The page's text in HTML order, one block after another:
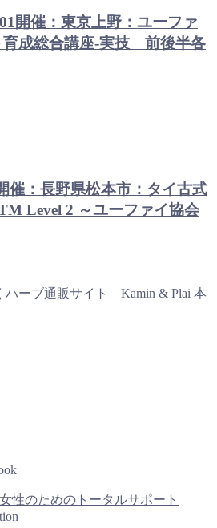
開催：東京上野：ユーファ
育成総合講座-実技 前後半各
催：長野県松本市：タイ古式
Level 2 ～ユーファイ協会
ーブ通販サイト Kamin & Plai 本
性のためのトータルサポート